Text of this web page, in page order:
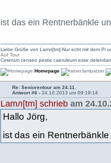
ist das ein Rentnerbänkle
Liebe Grüße von Lamл[tm]-Nur echt mit dem Pi
Auf Tour
Ceterum censeo pestis caeruleum esse
Homepage
Re: Seniorentour am 24.11.
Antwort #6 -24.10.2013 um 09:19:14
Lamл[tm] schrieb am
Hallo Jörg,
ist das ein